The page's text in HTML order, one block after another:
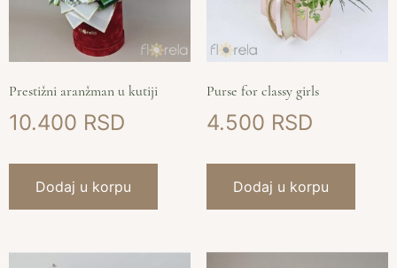
Prestižni aranžman u kutiji
10.400
Dodaj u korpu
Purse for classy girls
4.500
Dodaj u korpu